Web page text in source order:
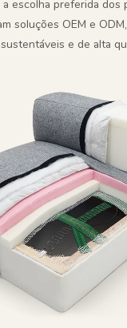
escolha preferida dos
soluções OEM e
​​e de alta